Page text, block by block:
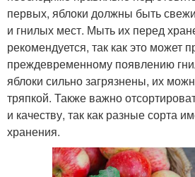
первых, яблоки должны быть
и гнилых мест. Мыть их перед
рекомендуется, так как это может
преждевременному появлению
яблоки сильно загрязнены, их
тряпкой. Также важно
и качеству, так как разные сорта
хранения.